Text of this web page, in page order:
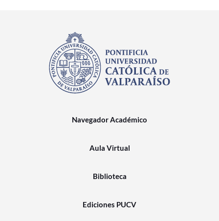
Navegador Académico
Aula Virtual
Biblioteca
Ediciones PUCV